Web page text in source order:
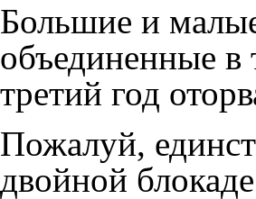
Большие и
объединенные в
третий год
Пожалуй,
двойной